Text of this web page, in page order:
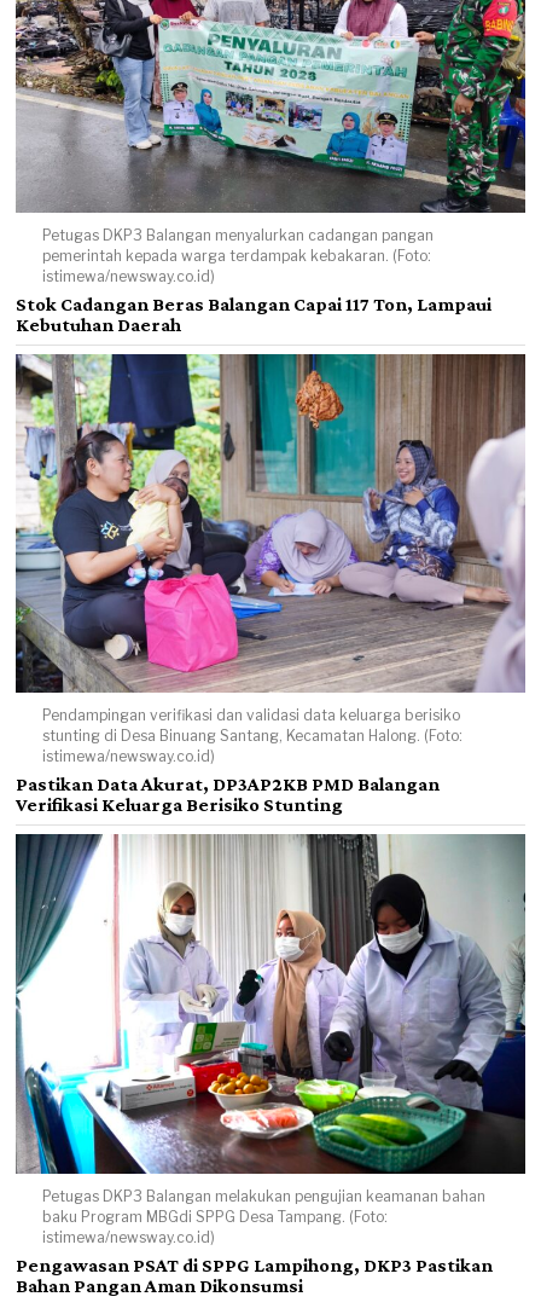
Petugas DKP3 Balangan menyalurkan cadangan pangan
pemerintah kepada warga terdampak kebakaran. (Foto:
istimewa/newsway.co.id)
Stok Cadangan Beras Balangan Capai 117 Ton, Lampaui
Kebutuhan Daerah
Pendampingan verifikasi dan validasi data keluarga berisiko
stunting di Desa Binuang Santang, Kecamatan Halong. (Foto:
istimewa/newsway.co.id)
Pastikan Data Akurat, DP3AP2KB PMD Balangan
Verifikasi Keluarga Berisiko Stunting
Petugas DKP3 Balangan melakukan pengujian keamanan bahan
baku Program MBGdi SPPG Desa Tampang. (Foto:
istimewa/newsway.co.id)
Pengawasan PSAT di SPPG Lampihong, DKP3 Pastikan
Bahan Pangan Aman Dikonsumsi